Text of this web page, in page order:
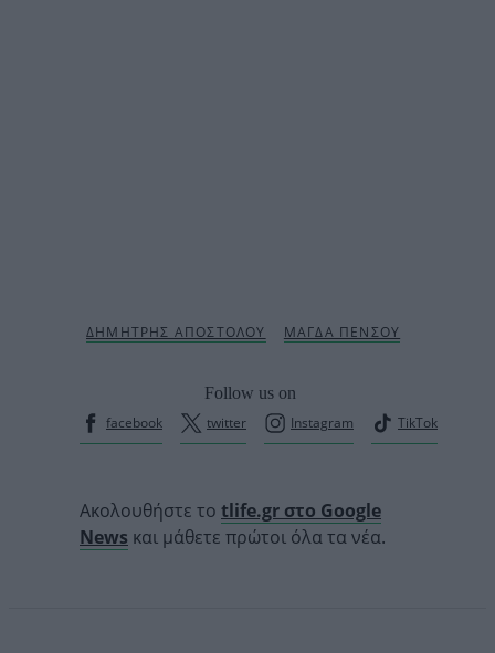
Follow us on
facebook
twitter Instagram TikTok
Ακολουθήστε το tlife.gr στο Google
News και μάθετε πρώτοι όλα τα νέα.